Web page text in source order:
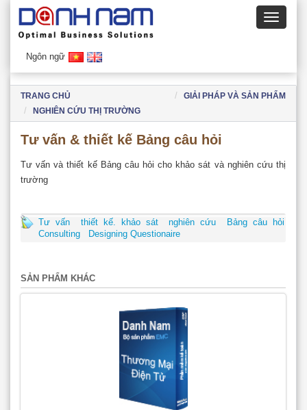
Ngôn ngữ
TRANG CHỦ
GIẢI PHÁP VÀ SẢN PHẨM
NGHIÊN CỨU THỊ TRƯỜNG
Tư vấn & thiết kế Bảng câu hỏi
Tư vấn và thiết kế Bảng câu hỏi cho khảo sát và nghiên cứu thị
trường
Tư vấn thiết kế. khảo sát nghiên cứu
Bảng câu hỏi
Consulting
Designing Questionaire
SẢN PHẨM KHÁC